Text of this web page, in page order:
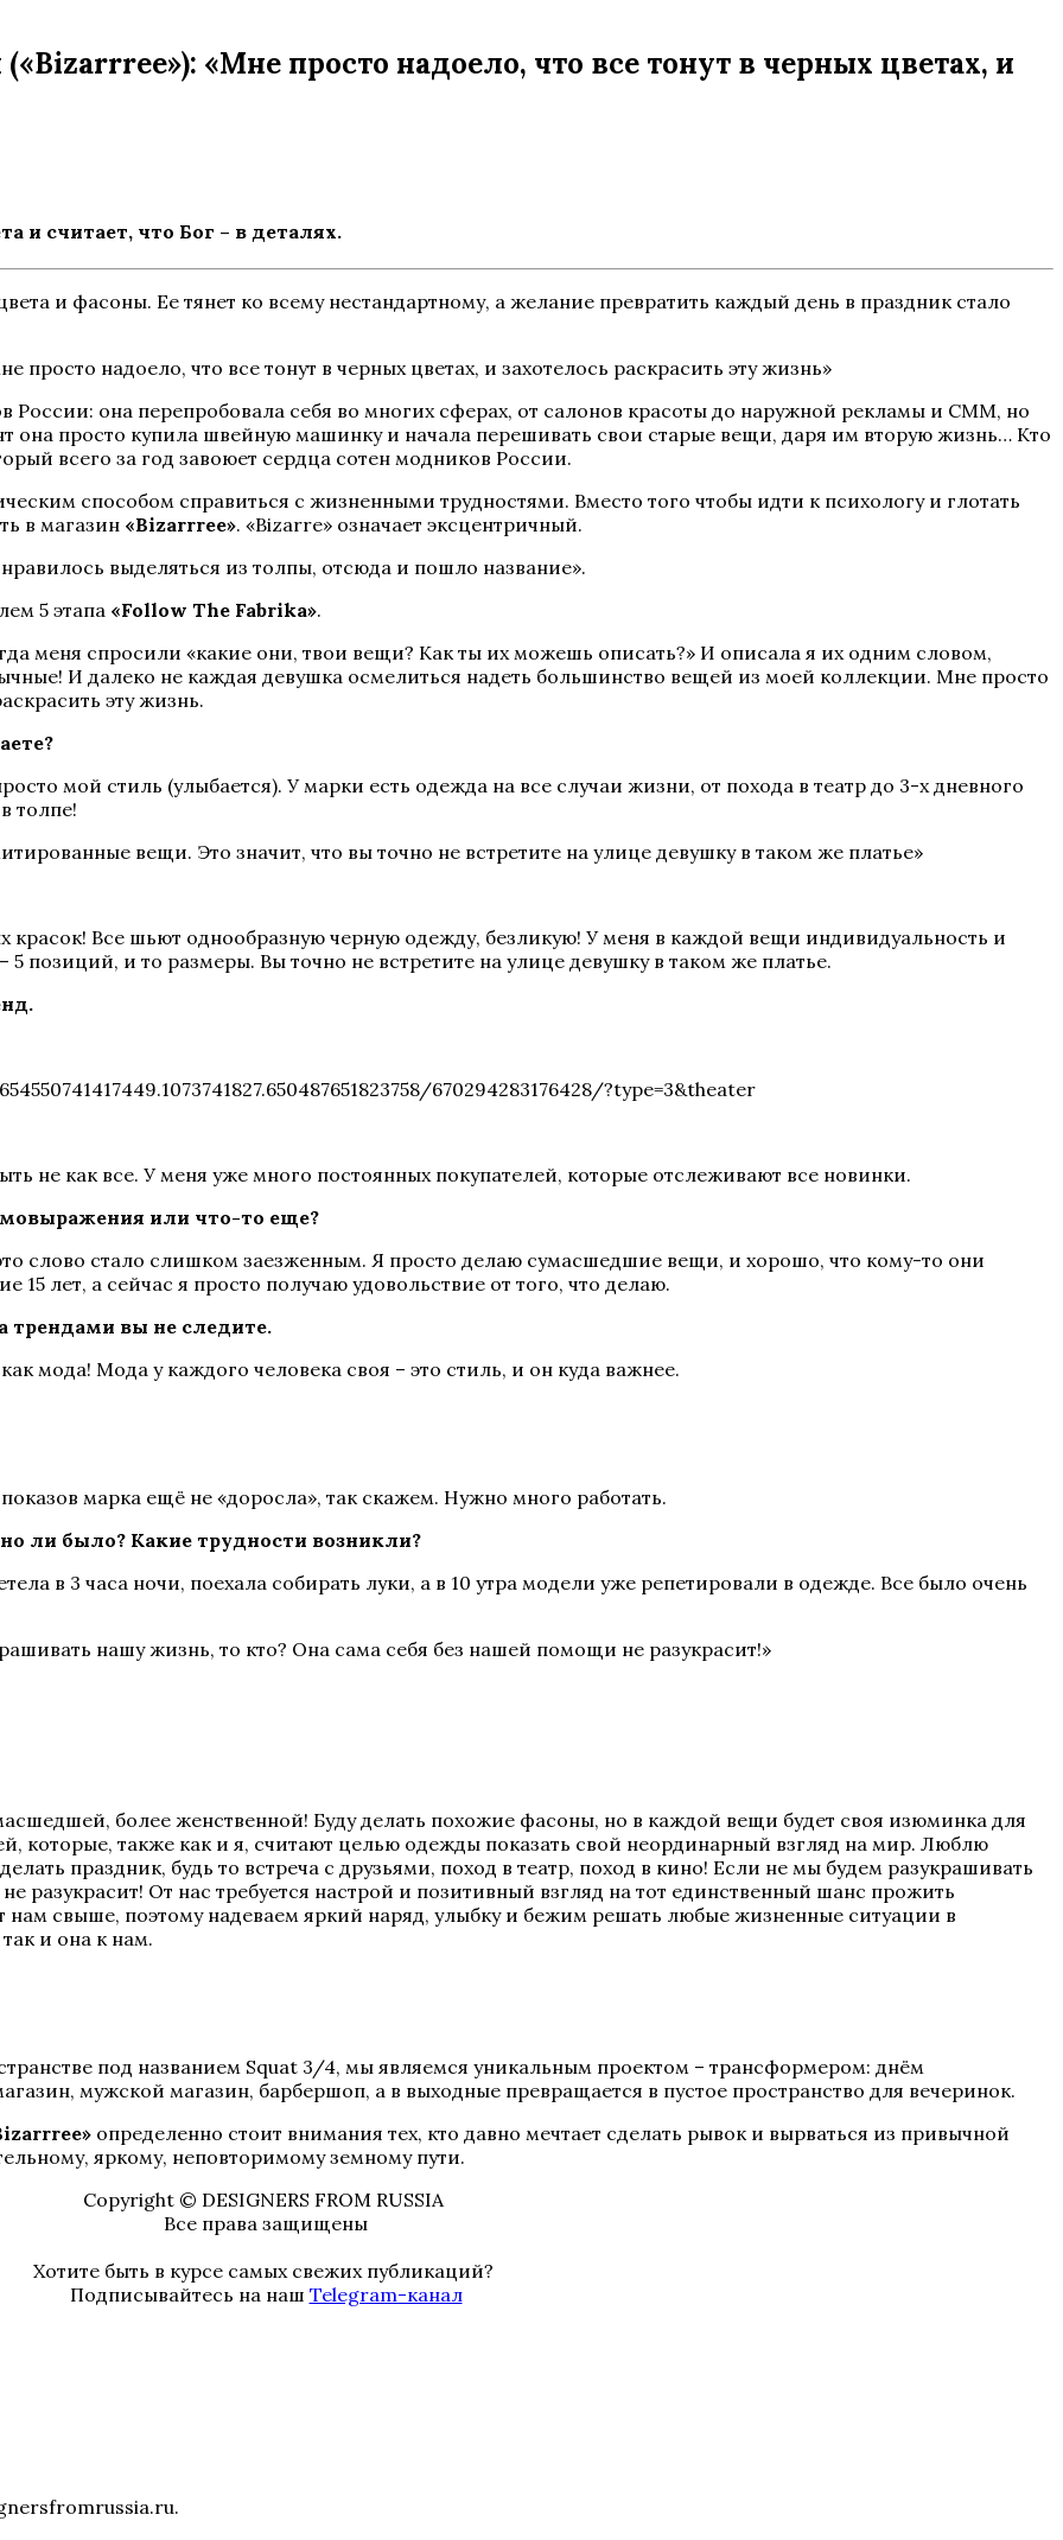
«Мне просто надоело, что все тонут в черных цветах, и
и считает, что Бог – в деталях.
и фасоны. Ее тянет ко всему нестандартному, а желание превратить каждый день в праздник стало
она перепробовала себя во многих сферах, от салонов красоты до наружной рекламы и СММ, но
она просто купила швейную машинку и начала перешивать свои старые вещи, даря им вторую жизнь… Кто
всего за год завоюет сердца сотен модников России.
способом справиться с жизненными трудностями. Вместо того чтобы идти к психологу и глотать
в магазин «Bizarrree». «Bizarre» означает эксцентричный.
выделяться из толпы, отсюда и пошло название».
5 этапа «Follow The Fabrika».
меня спросили «какие они, твои вещи? Как ты их можешь описать?» И описала я их одним словом,
И далеко не каждая девушка осмелиться надеть большинство вещей из моей коллекции. Мне просто
эту жизнь.
мой стиль (улыбается). У марки есть одежда на все случаи жизни, от похода в театр до 3-х дневного
толпе!
вещи. Это значит, что вы точно не встретите на улице девушку в таком же платье»
красок! Все шьют однообразную черную одежду, безликую! У меня в каждой вещи индивидуальность и
позиций, и то размеры. Вы точно не встретите на улице девушку в таком же платье.
670294283176428/?type=3&theater
не как все. У меня уже много постоянных покупателей, которые отслеживают все новинки.
или что-то еще?
слово стало слишком заезженным. Я просто делаю сумасшедшие вещи, и хорошо, что кому-то они
15 лет, а сейчас я просто получаю удовольствие от того, что делаю.
трендами вы не следите.
мода! Мода у каждого человека своя – это стиль, и он куда важнее.
марка ещё не «доросла», так скажем. Нужно много работать.
ли было? Какие трудности возникли?
в 3 часа ночи, поехала собирать луки, а в 10 утра модели уже репетировали в одежде. Все было очень
нашу жизнь, то кто? Она сама себя без нашей помощи не разукрасит!»
более женственной! Буду делать похожие фасоны, но в каждой вещи будет своя изюминка для
которые, также как и я, считают целью одежды показать свой неординарный взгляд на мир. Люблю
праздник, будь то встреча с друзьями, поход в театр, поход в кино! Если не мы будем разукрашивать
разукрасит! От нас требуется настрой и позитивный взгляд на тот единственный шанс прожить
свыше, поэтому надеваем яркий наряд, улыбку и бежим решать любые жизненные ситуации в
и она к нам.
под названием Squat 3/4, мы являемся уникальным проектом – трансформером: днём
мужской магазин, барбершоп, а в выходные превращается в пустое пространство для вечеринок.
определенно стоит внимания тех, кто давно мечтает сделать рывок и вырваться из привычной
яркому, неповторимому земному пути.
Copyright © DESIGNERS FROM RUSSIA
Все права защищены
Хотите быть в курсе самых свежих публикаций?
Подписывайтесь на наш Telegram-канал